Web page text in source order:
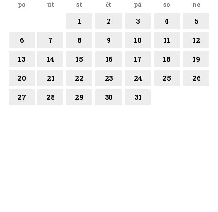
po út st čt pá so ne
1 2 3 4 5
6 7 8 9 10 11 12
13 14 15 16 17 18 19
20 21 22 23 24 25 26
27 28 29 30 31